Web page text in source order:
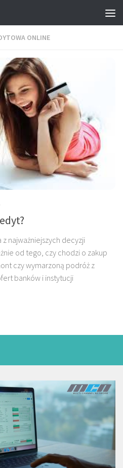
ONLINE
najważniejszych decyzji
od tego, czy chodzi o zakup
czy wymarzoną podróż z
banków i instytucji